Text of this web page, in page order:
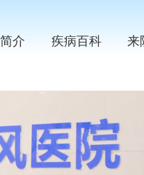
介 疾病百科 来